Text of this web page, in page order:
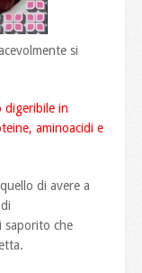
si
digeribile in
aminoacidi e
di avere a
saporito che